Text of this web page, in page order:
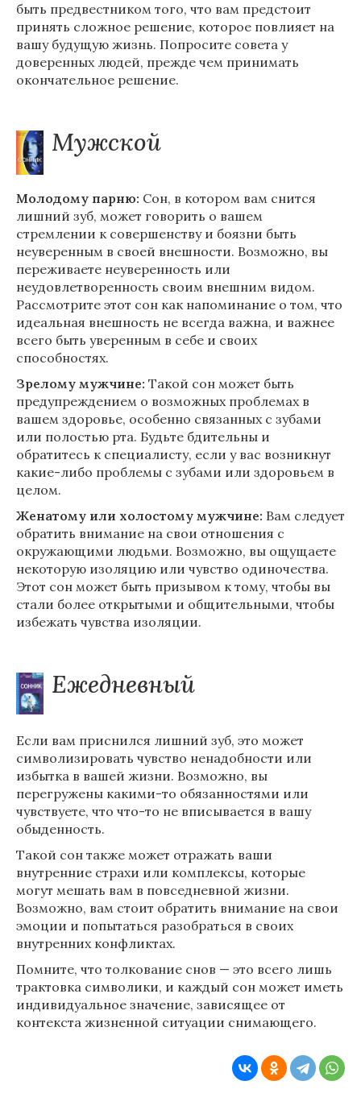
быть предвестником того, что вам предстоит
принять сложное решение, которое повлияет на
вашу будущую жизнь. Попросите совета у
доверенных людей, прежде чем принимать
окончательное решение.
Мужской
Молодому парню: Сон, в котором вам снится
лишний зуб, может говорить о вашем
стремлении к совершенству и боязни быть
неуверенным в своей внешности. Возможно, вы
переживаете неуверенность или
неудовлетворенность своим внешним видом.
Рассмотрите этот сон как напоминание о том, что
идеальная внешность не всегда важна, и важнее
всего быть уверенным в себе и своих
способностях.
Зрелому мужчине: Такой сон может быть
предупреждением о возможных проблемах в
вашем здоровье, особенно связанных с зубами
или полостью рта. Будьте бдительны и
обратитесь к специалисту, если у вас возникнут
какие-либо проблемы с зубами или здоровьем в
целом.
Женатому или холостому мужчине: Вам следует
обратить внимание на свои отношения с
окружающими людьми. Возможно, вы ощущаете
некоторую изоляцию или чувство одиночества.
Этот сон может быть призывом к тому, чтобы вы
стали более открытыми и общительными, чтобы
избежать чувства изоляции.
Ежедневный
Если вам приснился лишний зуб, это может
символизировать чувство ненадобности или
избытка в вашей жизни. Возможно, вы
перегружены какими-то обязанностями или
чувствуете, что что-то не вписывается в вашу
обыденность.
Такой сон также может отражать ваши
внутренние страхи или комплексы, которые
могут мешать вам в повседневной жизни.
Возможно, вам стоит обратить внимание на свои
эмоции и попытаться разобраться в своих
внутренних конфликтах.
Помните, что толкование снов — это всего лишь
трактовка символики, и каждый сон может иметь
индивидуальное значение, зависящее от
контекста жизненной ситуации снимающего.